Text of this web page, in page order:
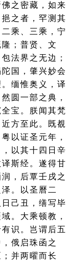
之密藏，如来
之者，罕测其
乘、三乘，宁
；普贤、文
法界之无边；
国，肇兴妙会
缅惟奥义，译
圆一部之典，
宝。朕闻其梵
方至此。既覩
以证圣元年，
以其十四日辛
斯经。遂得甘
，后覃壬戌之
。以圣曆二
己丑，缮写毕
。大乘顿教，
识。岂谓后五
俄启珠函之
并两曜而长